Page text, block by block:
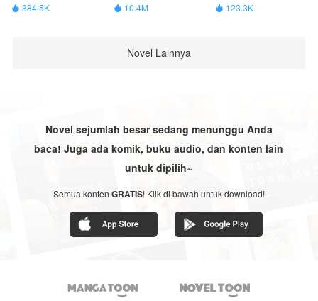
 384.5K  10.4M  123.3K
Novel Lainnya
Novel sejumlah besar sedang menunggu Anda
baca! Juga ada komik, buku audio, dan konten lain
untuk dipilih~
Semua konten GRATIS! Klik di bawah untuk download!
 